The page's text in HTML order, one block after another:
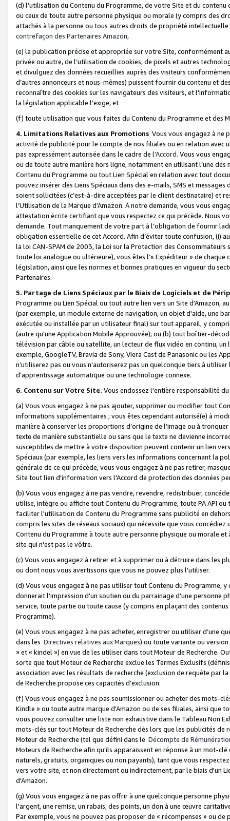
(d) l’utilisation du Contenu du Programme, de votre Site et du
ou ceux de toute autre personne physique ou morale (y compris des
attachés à la personne ou tous autres droits de propriété
contrefaçon des Partenaires Amazon,
(e) la publication précise et appropriée sur votre Site, conformément
privée ou autre, de l’utilisation de cookies, de pixels et autres
et divulguez des données recueillies auprès des visiteurs
d’autres annonceurs et nous-mêmes) puissent fournir du contenu et
reconnaître des cookies sur les navigateurs des visiteurs, et
la législation applicable l'exige, et
(f) toute utilisation que vous faites du Contenu du Programme et des
4. Limitations Relatives aux Promotions Vous vous engagez à ne
activité de publicité pour le compte de nos filiales ou en relation avec
pas expressément autorisée dans le cadre de l’Accord. Vous vous
ou de toute autre manière hors ligne, notamment en utilisant l’une
Contenu du Programme ou tout Lien Spécial en relation avec tout
pouvez insérer des Liens Spéciaux dans des e-mails, SMS et
soient sollicitées (c’est-à-dire acceptées par le client destinataire) et
l’Utilisation de la Marque d’Amazon. À notre demande, vous vous
attestation écrite certifiant que vous respectez ce qui précède. Nous
demande. Tout manquement de votre part à l’obligation de fournir
obligation essentielle de cet Accord. Afin d’éviter toute confusion, (i)
la loi CAN-SPAM de 2003, la Loi sur la Protection des
toute loi analogue ou ultérieure), vous êtes l’« Expéditeur » de
législation, ainsi que les normes et bonnes pratiques en vigueur du
Partenaires.
5. Partage de Liens Spéciaux par le Biais de Logiciels et de
Programme ou Lien Spécial ou tout autre lien vers un Site d'Amazon,
(par exemple, un module externe de navigation, un objet d'aide, une
exécutée ou installée par un utilisateur final) sur tout appareil, y
(autre qu'une Application Mobile Approuvée); ou (b) tout boîtier-
télévision par câble ou satellite, un lecteur de flux vidéo en continu,
exemple, GoogleTV, Bravia de Sony, Viera Cast de Panasonic ou les
n’utiliserez pas ou vous n’autoriserez pas un quelconque tiers à
d'apprentissage automatique ou une technologie connexe.
6. Contenu sur Votre Site. Vous endossez l'entière responsabilité
(a) Vous vous engagez à ne pas ajouter, supprimer ou modifier tout
informations supplémentaires ; vous êtes cependant autorisé(e) à
manière à conserver les proportions d’origine de l’image ou à
texte de manière substantielle ou sans que le texte ne devienne
susceptibles de mettre à votre disposition peuvent contenir un lien
Spéciaux (par exemple, les liens vers les informations concernant la
générale de ce qui précède, vous vous engagez à ne pas retirer,
Site tout lien d'information vers l'Accord de protection des données
(b) Vous vous engagez à ne pas vendre, revendre, redistribuer,
utilise, intègre ou affiche tout Contenu du Programme, toute PA API
faciliter l'utilisation de Contenu du Programme sans publicité en
compris les sites de réseaux sociaux) qui nécessite que vous
Contenu du Programme à toute autre personne physique ou morale
site qui n'est pas le vôtre.
(c) Vous vous engagez à retirer et à supprimer ou à détruire dans les
ou dont nous vous avertissons que vous ne pouvez plus l'utiliser.
(d) Vous vous engagez à ne pas utiliser tout Contenu du Programme,
donnerait l'impression d'un soutien ou du parrainage d'une personne
service, toute partie ou toute cause (y compris en plaçant des
Programme).
(e) Vous vous engagez à ne pas acheter, enregistrer ou utiliser d’une
dans les Directives relatives aux Marques) ou toute variante ou
» et « kindel ») en vue de les utiliser dans tout Moteur de Recherche.
sorte que tout Moteur de Recherche exclue les Termes Exclusifs
association avec les résultats de recherche (exclusion de requête
de Recherche propose ces capacités d'exclusion.
(f) Vous vous engagez à ne pas soumissionner ou acheter des mots-
Kindle » ou toute autre marque d'Amazon ou de ses filiales, ainsi que
vous pouvez consulter une liste non exhaustive dans le Tableau Non
mots-clés sur tout Moteur de Recherche dès lors que les publicités de
Moteur de Recherche (tel que défini dans le Décompte de
Moteurs de Recherche afin qu'ils apparaissent en réponse à un mot-
naturels, gratuits, organiques ou non payants), tant que vous
vers votre site, et non directement ou indirectement, par le biais d'un
d'Amazon.
(g) Vous vous engagez à ne pas offrir à une quelconque personne
l'argent, une remise, un rabais, des points, un don à une œuvre
Par exemple, vous ne pouvez pas proposer de « récompenses » ou